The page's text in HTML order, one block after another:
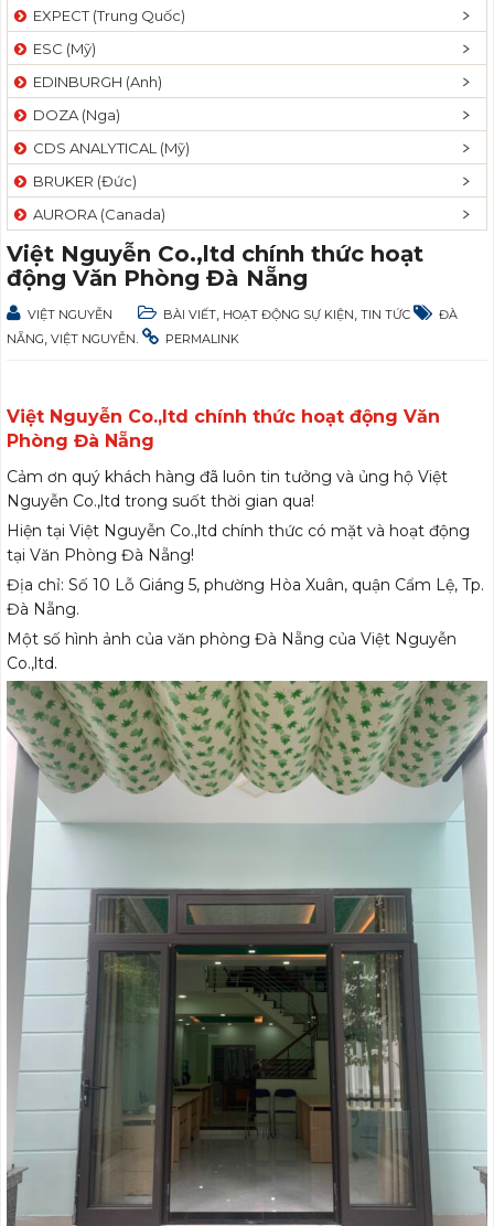
EXPECT (Trung Quốc)
ESC (Mỹ)
EDINBURGH (Anh)
DOZA (Nga)
CDS ANALYTICAL (Mỹ)
BRUKER (Đức)
AURORA (Canada)
Việt Nguyễn Co.,ltd chính thức hoạt
động Văn Phòng Đà Nẵng
VIỆT NGUYỄN BÀI VIẾT HOẠT ĐỘNG SỰ KIỆN TIN TỨC
ĐÀ
NẴNG VIỆT NGUYỄN PERMALINK
Việt Nguyễn Co.,ltd chính thức hoạt động Văn
Phòng Đà Nẵng
Cảm ơn quý khách hàng đã luôn tin tưởng và ủng hộ Việt
Nguyễn Co.,ltd trong suốt thời gian qua!
Hiện tại Việt Nguyễn Co.,ltd chính thức có mặt và hoạt động
tại Văn Phòng Đà Nẵng!
Địa chỉ: Số 10 Lỗ Giáng 5, phường Hòa Xuân, quận Cẩm Lệ, Tp.
Đà Nẵng.
Một số hình ảnh của văn phòng Đà Nẵng của Việt Nguyễn
Co.,ltd.